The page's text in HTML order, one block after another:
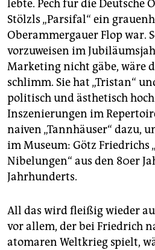
lebte. Pech für die Deutsche
Stölzls „Parsifal“ ein
Oberammergauer Flop war.
vorzuweisen im
Marketing nicht gäbe, wäre
schlimm. Sie hat „Tristan“
politisch und ästhetisch
Inszenierungen im
naiven „Tannhäuser“ dazu,
im Museum: Götz Friedrichs
Nibelungen“ aus den 80er
Jahrhunderts.
All das wird fleißig wieder
vor allem, der bei Friedrich
atomaren Weltkrieg spielt,